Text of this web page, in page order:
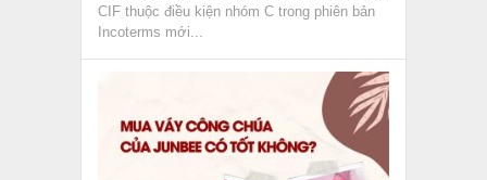
CIF thuộc điều kiện nhóm C trong phiên bản
Incoterms mới...